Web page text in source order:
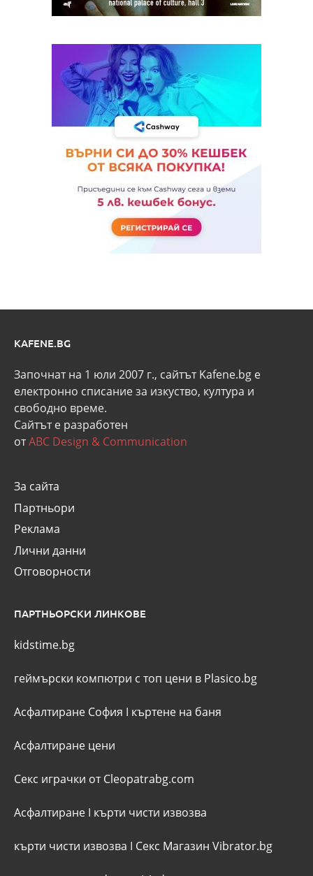
KAFENE.BG
Започнат на 1 юли 2007 г., сайтът Kafene.bg e
eлектронно списание за изкуство, култура и
свободно време.
Сайтът е разработен
отABC Design & Communication
За сайта
Партньори
Реклама
Лични данни
Отговорности
ПАРТНЬОРСКИ ЛИНКОВЕ
kidstime.bg
геймърски компютри с топ цени в Plasico.bg
Асфалтиране София I къртене на баня
Асфалтиране цени
Секс играчки от Cleopatrabg.com
Асфалтиране I кърти чисти извозва
кърти чисти извозва I Секс Магазин Vibrator.bg